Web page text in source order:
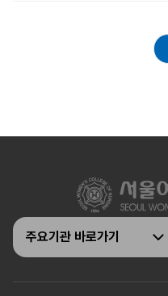
주요기관 바로가기